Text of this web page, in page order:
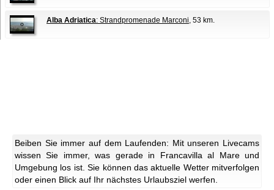
Alba Adriatica: Strandpromenade Marconi, 53 km.
Beiben Sie immer auf dem Laufenden: Mit unseren Livecams
wissen Sie immer, was gerade in Francavilla al Mare und
Umgebung los ist. Sie können das aktuelle Wetter mitverfolgen
oder einen Blick auf Ihr nächstes Urlaubsziel werfen.